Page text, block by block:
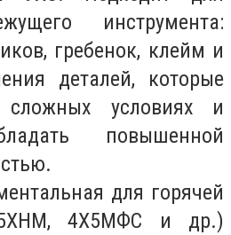
инструмента:
гребенок, клейм и
деталей, которые
условиях и
повышенной
для горячей
4Х5МФС и др.)